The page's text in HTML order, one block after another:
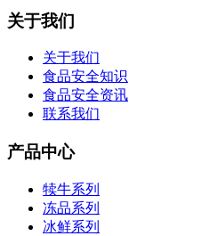
关于我们
关于我们
食品安全知识
食品安全资讯
联系我们
产品中心
犊牛系列
冻品系列
冰鲜系列